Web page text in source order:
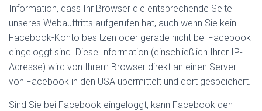
Information, dass Ihr Browser die entsprechende Seite
unseres Webauftritts aufgerufen hat, auch wenn Sie kein
Facebook-Konto besitzen oder gerade nicht bei Facebook
eingeloggt sind. Diese Information (einschließlich Ihrer IP-
Adresse) wird von Ihrem Browser direkt an einen Server
von Facebook in den USA übermittelt und dort gespeichert.
Sind Sie bei Facebook eingeloggt, kann Facebook den